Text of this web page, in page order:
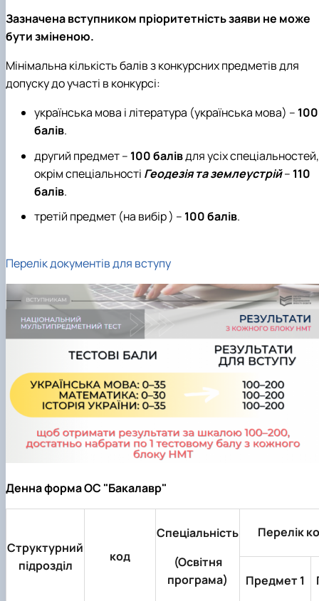
Зазначена вступником пріоритетність заяви не може
бути зміненою.
Мінімальна кількість балів з конкурсних предметів для
допуску до участі в конкурсі:
українська мова і література (українська мова) – 100
балів.
другий предмет – 100 балівдля усіх спеціальностей,
окрім спеціальності Геодезія та землеустрій– 110
балів.
третій предмет (на вибір ) – 100 балів.
Перелік документів для вступу
Денна форма ОС "Бакалавр"
Структурний
підрозділ
код
Спеціальність
(Освітня
програма)
Перелік
Предмет 1